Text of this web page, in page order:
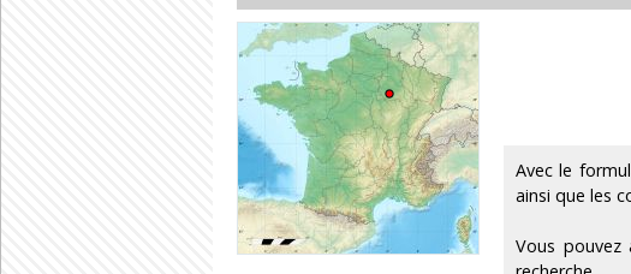
Avec le
ainsi que les
Vous pouvez